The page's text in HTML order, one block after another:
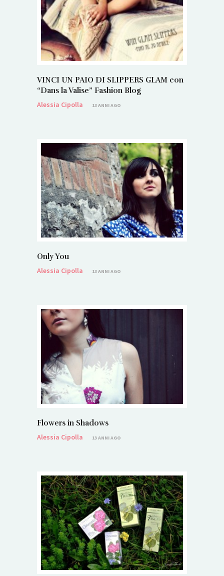
VINCI UN PAIO DI SLIPPERS GLAM con
“Dans la Valise” Fashion Blog
Alessia Cipolla
13 ANNI AGO
Only You
Alessia Cipolla
13 ANNI AGO
Flowers in Shadows
Alessia Cipolla
13 ANNI AGO